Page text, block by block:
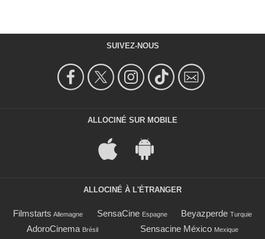
SUIVEZ-NOUS
ALLOCINÉ SUR MOBILE
ALLOCINÉ À L'ÉTRANGER
Filmstarts Allemagne SensaCine Espagne Beyazperde Turquie
AdoroCinema Brésil Sensacine México Mexique